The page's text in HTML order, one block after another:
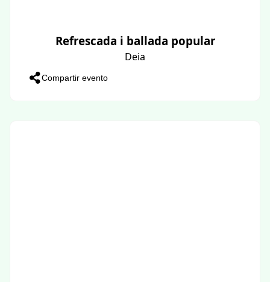
Refrescada i ballada popular
Deia
Compartir evento